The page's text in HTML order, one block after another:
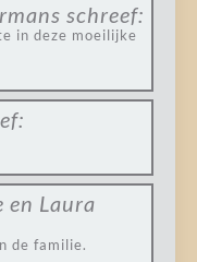
schreef:
in deze moeilijke
en Laura
de familie.